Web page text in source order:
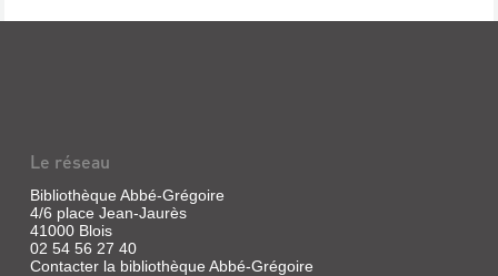
Le réseau
Bibliothèque Abbé-Grégoire
4/6 place Jean-Jaurès
41000 Blois
02 54 56 27 40
Contacter la bibliothèque Abbé-Grégoire